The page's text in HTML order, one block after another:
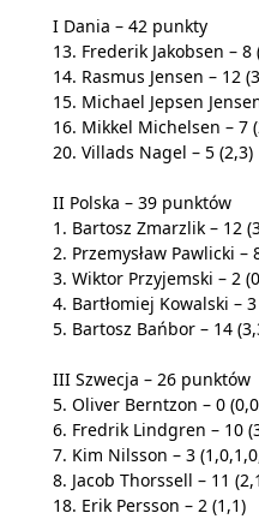
I Dania – 42 punkty
13. Frederik Jakobsen – 8
14. Rasmus Jensen – 12
15. Michael Jepsen
16. Mikkel Michelsen – 7
20. Villads Nagel – 5 (2,3)
II Polska – 39 punktów
1. Bartosz Zmarzlik – 12
2. Przemysław Pawlicki –
3. Wiktor Przyjemski – 2
4. Bartłomiej Kowalski –
5. Bartosz Bańbor – 14
III Szwecja – 26 punktów
5. Oliver Berntzon – 0
6. Fredrik Lindgren – 10
7. Kim Nilsson – 3
8. Jacob Thorssell – 11
18. Erik Persson – 2 (1,1)